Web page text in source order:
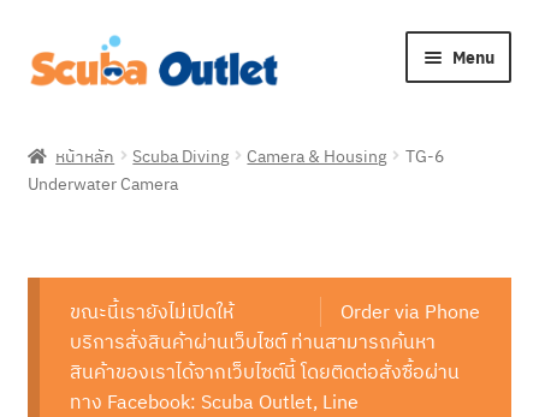
to
to
Menu
Freediving
child
menu
Brands
About Us
หน้าหลัก Scuba Diving Camera & Housing
TG-6
Underwater Camera
Order via Phone
ขณะนี้เรายังไม่เปิดให้
บริการสั่งสินค้าผ่านเว็บไซต์ ท่านสามารถค้นหา
สินค้าของเราได้จากเว็บไซต์นี้ โดยติดต่อสั่งซื้อผ่าน
ทาง Facebook: Scuba Outlet, Line